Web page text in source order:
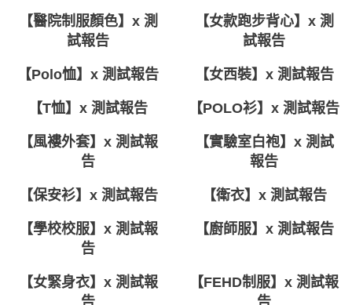
【醫院制服顏色】x 測
試報告
【女款跑步背心】x 測
試報告
【Polo恤】x 測試報告 【女西裝】x 測試報告
【T恤】x 測試報告 【POLO衫】x 測試報告
【風褸外套】x 測試報
告
【實驗室白袍】x 測試
報告
【保安衫】x 測試報告 【衛衣】x 測試報告
【學校校服】x 測試報
告
【廚師服】x 測試報告
【女緊身衣】x 測試報
告
【FEHD制服】x 測試報
告